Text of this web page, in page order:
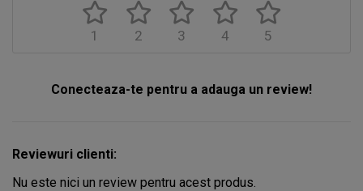
5
4
3
2
1
Conecteaza-te pentru a adauga un review!
Reviewuri clienti:
Nu este nici un review pentru acest produs.